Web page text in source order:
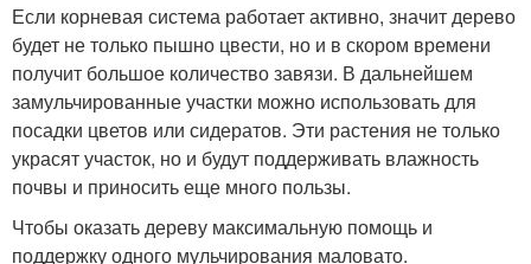
Если корневая система работает активно, значит дерево
будет не только пышно цвести, но и в скором времени
получит большое количество завязи. В дальнейшем
замульчированные участки можно использовать для
посадки цветов или сидератов. Эти растения не только
украсят участок, но и будут поддерживать влажность
почвы и приносить еще много пользы.
Чтобы оказать дереву максимальную помощь и
поддержку одного мульчирования маловато.